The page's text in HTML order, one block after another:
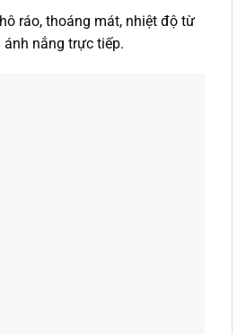
ráo, thoáng mát, nhiệt độ từ
ánh nắng trực tiếp.